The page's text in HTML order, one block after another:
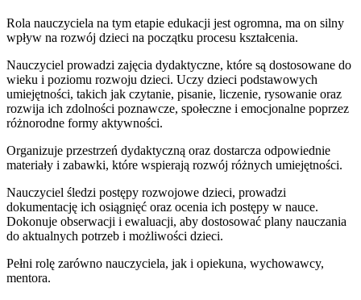
Rola nauczyciela na tym etapie edukacji jest ogromna, ma on silny
wpływ na rozwój dzieci na początku procesu kształcenia.
Nauczyciel prowadzi zajęcia dydaktyczne, które są dostosowane do
wieku i poziomu rozwoju dzieci. Uczy dzieci podstawowych
umiejętności, takich jak czytanie, pisanie, liczenie, rysowanie oraz
rozwija ich zdolności poznawcze, społeczne i emocjonalne poprzez
różnorodne formy aktywności.
Organizuje przestrzeń dydaktyczną oraz dostarcza odpowiednie
materiały i zabawki, które wspierają rozwój różnych umiejętności.
Nauczyciel śledzi postępy rozwojowe dzieci, prowadzi
dokumentację ich osiągnięć oraz ocenia ich postępy w nauce.
Dokonuje obserwacji i ewaluacji, aby dostosować plany nauczania
do aktualnych potrzeb i możliwości dzieci.
Pełni rolę zarówno nauczyciela, jak i opiekuna, wychowawcy,
mentora.